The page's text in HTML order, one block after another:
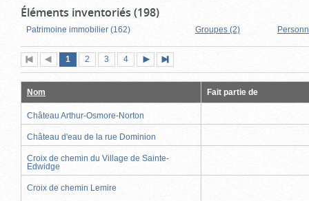
Éléments inventoriés (198)
Patrimoine immobilier (162) Groupes (2)
Première
page
Page
précédente
Page
1 (page
actuelle)
Page
2 Page
3 Page
4
suivante
page
Nom Fait partie de
Château Arthur-Osmore-Norton
Château d'eau de la rue Dominion
Croix de chemin du Village de Sainte-
Edwidge
Croix de chemin Lemire